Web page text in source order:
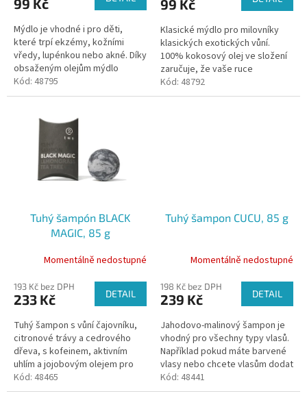
Mýdlo je vhodné i pro děti,
které trpí ekzémy, kožními
vředy, lupénkou nebo akné. Díky
obsaženým olejům mýdlo
zklidňuje a hojí pokožku. Olivový
olej díky cenným látkám a...
Kód: 48795
99 Kč
Klasické mýdlo pro milovníky
klasických exotických vůní.
100% kokosový olej ve složení
zaručuje, že vaše ruce
dostanou tu správnou dávku
přírodních léčivých látek.
Kód: 48792
Tuhý šampón BLACK
MAGIC, 85 g
Momentálně nedostupné
193 Kč bez DPH
233 Kč DETAIL
Tuhý šampon s vůní čajovníku,
citronové trávy a cedrového
dřeva, s kofeinem, aktivním
uhlím a jojobovým olejem pro
posílení a obnovu vlasů. Aktivní
uhlí působí proti lupům,...
Kód: 48465
Tuhý šampon CUCU, 85 g
Momentálně nedostupné
198 Kč bez DPH
239 Kč DETAIL
Jahodovo-malinový šampon je
vhodný pro všechny typy vlasů.
Například pokud máte barvené
vlasy nebo chcete vlasům dodat
hebkost a lesk. To zajišťují
100% ovocné prášky z jahod a...
Kód: 48441